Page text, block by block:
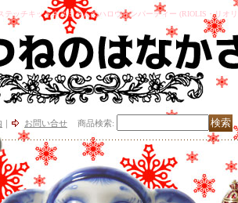
テッチキットネズミさんのハロウィンパーティー (RIOLIS・リオ
｜ お問い合せ 商品検索: